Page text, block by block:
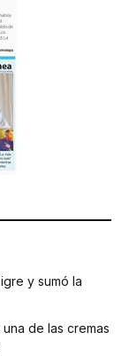
y sumó la
de las cremas